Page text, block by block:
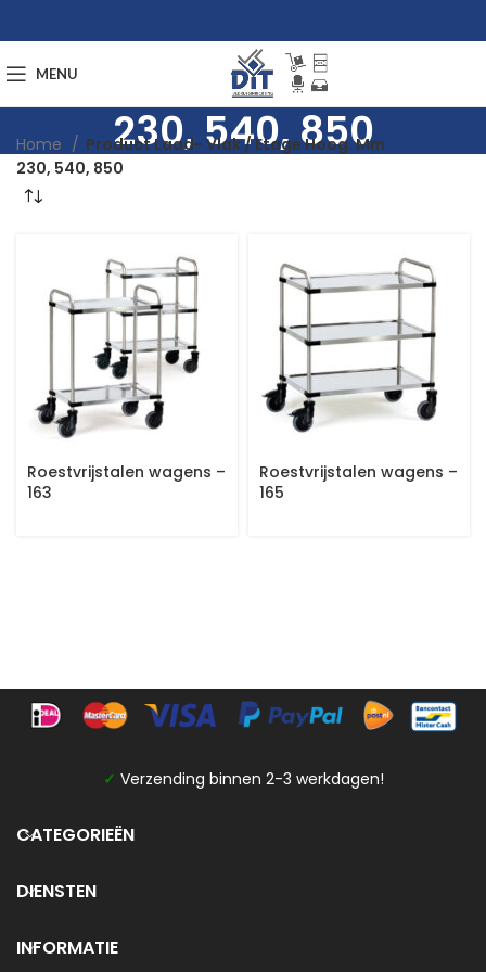
MENU
230, 540, 850
Home
Product Laad- Vlak / Etage Hoog. Mm
230, 540, 850
Roestvrijstalen wagens –
163
Roestvrijstalen wagens –
165
✓ Verzending binnen 2-3 werkdagen!
CATEGORIEËN
DIENSTEN
INFORMATIE